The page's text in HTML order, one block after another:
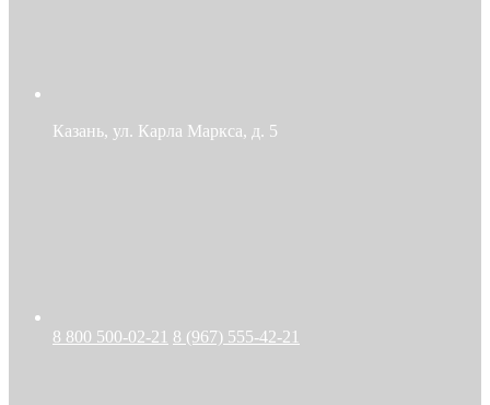
Казань, ул. Карла Маркса, д. 5
8 800 500-02-21 8 (967) 555-42-21